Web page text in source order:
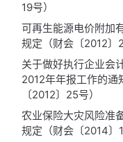
19号）
可再生能源电价附加
规定（财会〔2012〕
关于做好执行企业会
2012年年报工作的通
〔2012〕25号）
农业保险大灾风险准
规定（财会〔2014〕